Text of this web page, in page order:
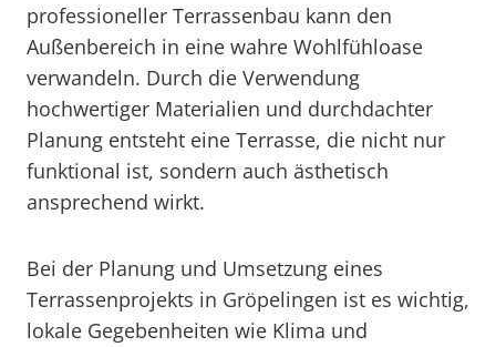
professioneller Terrassenbau kann den
Außenbereich in eine wahre Wohlfühloase
verwandeln. Durch die Verwendung
hochwertiger Materialien und durchdachter
Planung entsteht eine Terrasse, die nicht nur
funktional ist, sondern auch ästhetisch
ansprechend wirkt.
Bei der Planung und Umsetzung eines
Terrassenprojekts in Gröpelingen ist es wichtig,
lokale Gegebenheiten wie Klima und